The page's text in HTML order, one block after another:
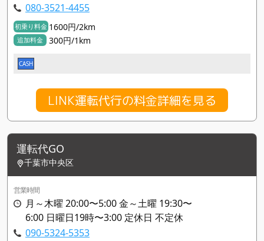
080-3521-4455
初乗り料金 1600円/2km
追加料金 300円/1km
CASH
LINK運転代行の料金詳細を見る
運転代GO
千葉市中央区
営業時間
月～木曜 20:00〜5:00 金～土曜 19:30〜
6:00 日曜日19時〜3:00 定休日 不定休
090-5324-5353